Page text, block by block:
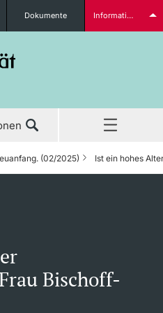
Dokumente Informationen für...
(02/2025) Ist ein hohes
Bischoff-